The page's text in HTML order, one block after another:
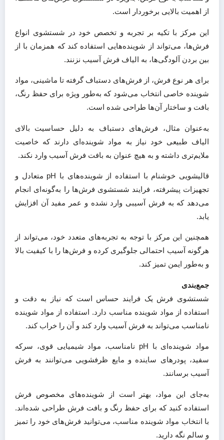
از اهمیت بالایی برخوردار است.
این مرکز با تکیه بر تجربه و تخصص خود در شستشوی انواع
فرش‌ها، می‌تواند از شوینده‌هایی استفاده کند که همزمان با از
بین بردن آلودگی‌ها، به الیاف فرش آسیب نزنند.
برای هر نوع فرش، از فرش‌های دستباف گرفته تا ماشینی، مواد
شوینده خاصی انتخاب می‌شود که به‌طور ویژه برای حفظ رنگ،
بافت و ساختار آن‌ها طراحی شده است.
به‌عنوان مثال، فرش‌های دستباف به دلیل حساسیت بالای
الیاف طبیعی خود نیاز به مواد شوینده‌ای دارند که خاصیت
ملایم‌تری داشته و به هیچ عنوان به بافت فرش آسیب وارد نکند.
قالیشویی خوشنام با استفاده از شوینده‌های با pH متعادل و
تجهیزات پیشرفته، فرایند شستشوی فرش‌ها را به‌گونه‌ای انجام
می‌دهد که به فرش آسیبی وارد نشده و عمر مفید آن افزایش
یابد.
همچنین این مرکز با توجه به تجربه‌های متعدد خود، می‌تواند از
هرگونه آسیب احتمالی جلوگیری کرده و فرش‌ها را با کیفیت بالا
و به‌طور ایمن تمیز کند.
جمع‌بندی
شستشوی فرش یک فرایند حساس است که نیاز به دقت و
استفاده از مواد شوینده مناسب دارد. استفاده از مواد شوینده
نامناسب می‌تواند به فرش آسیب وارد کند و آن را خراب کند.
مواد شوینده‌ای با pH نامناسب، مواد شیمیایی قوی، سرکه
سفید، پودرهای ساینده و مایع ظرفشویی می‌توانند به فرش
آسیب برسانند.
به‌جای این مواد، بهتر است از شوینده‌های مخصوص فرش
استفاده کنید که برای حفظ رنگ و بافت فرش طراحی شده‌اند.
با انتخاب مواد شوینده مناسب، می‌توانید فرش‌های خود را تمیز
و سالم نگه دارید.